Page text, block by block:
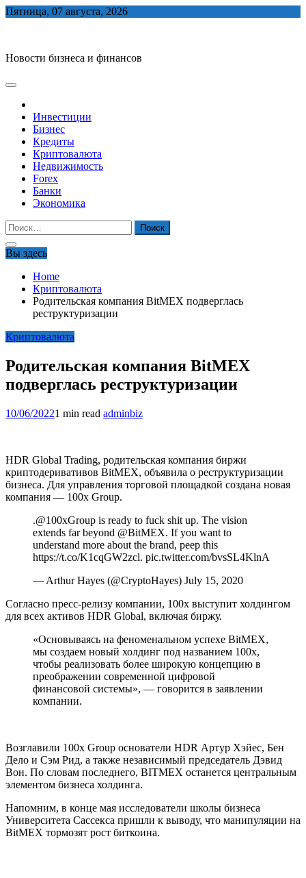
Skip
Пятница, 07 августа, 2026
Новости бизнеса и финансов
Инвестиции
Бизнес
Кредиты
Криптовалюта
Недвижимость
Forex
Банки
Экономика
Найти:
Вы здесь
Home
Криптовалюта
Родительская компания BitMEX подверглась
реструктуризации
Криптовалюта
Родительская компания BitMEX
подверглась реструктуризации
10/06/20221 min read adminbiz
HDR Global Trading, родительская компания биржи
криптодеривативов BitMEX, объявила о реструктуризации
бизнеса. Для управления торговой площадкой создана новая
компания — 100x Group.
.@100xGroup is ready to fuck shit up. The vision
extends far beyond @BitMEX. If you want to
understand more about the brand, peep this
https://t.co/K1cqGW2zcl. pic.twitter.com/bvsSL4KlnA
— Arthur Hayes (@CryptoHayes) July 15, 2020
Согласно пресс-релизу компании, 100x выступит холдингом
для всех активов HDR Global, включая биржу.
«Основываясь на феноменальном успехе BitMEX,
мы создаем новый холдинг под названием 100x,
чтобы реализовать более широкую концепцию в
преображении современной цифровой
финансовой системы», — говорится в заявлении
компании.
Возглавили 100x Group основатели HDR Артур Хэйес, Бен
Дело и Сэм Рид, а также независимый председатель Дэвид
Вон. По словам последнего, BITMEX останется центральным
элементом бизнеса холдинга.
Напомним, в конце мая исследователи школы бизнеса
Университета Сассекса пришли к выводу, что манипуляции на
BitMEX тормозят рост биткоина.